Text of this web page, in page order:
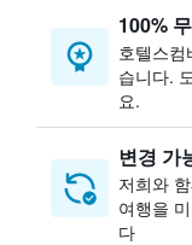
100%
호텔스컴
습니다.
요.
변경 가
저희와
여행을
다